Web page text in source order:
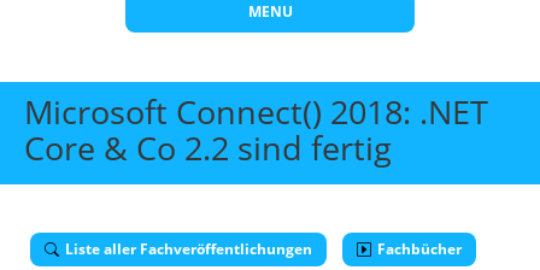
MENU
Start
Themen
Offene Seminare
Microsoft Connect() 2018: .NET
Core & Co 2.2 sind fertig
Liste aller Fachveröffentlichungen Fachbücher